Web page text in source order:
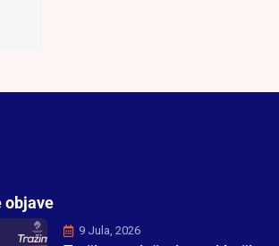
objave
9 Jula, 2026